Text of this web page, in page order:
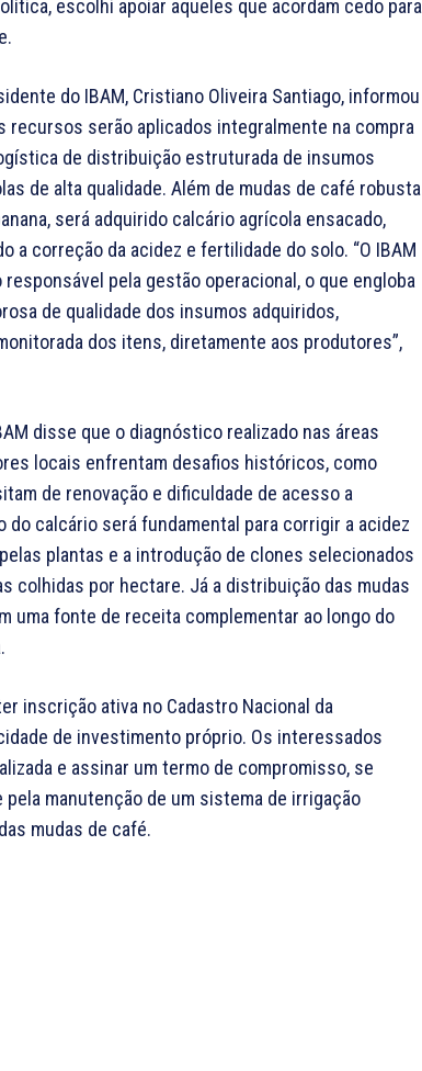
escolhi apoiar aqueles que acordam cedo para
do IBAM, Cristiano Oliveira Santiago, informou
recursos serão aplicados integralmente na compra
de distribuição estruturada de insumos
de alta qualidade. Além de mudas de café robusta
será adquirido calcário agrícola ensacado,
a correção da acidez e fertilidade do solo. “O IBAM
responsável pela gestão operacional, o que engloba
de qualidade dos insumos adquiridos,
dos itens, diretamente aos produtores”,
disse que o diagnóstico realizado nas áreas
locais enfrentam desafios históricos, como
de renovação e dificuldade de acesso a
calcário será fundamental para corrigir a acidez
plantas e a introdução de clones selecionados
colhidas por hectare. Já a distribuição das mudas
uma fonte de receita complementar ao longo do
inscrição ativa no Cadastro Nacional da
de investimento próprio. Os interessados
e assinar um termo de compromisso, se
manutenção de um sistema de irrigação
mudas de café.